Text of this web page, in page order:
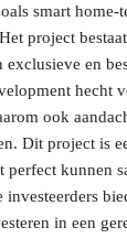
smart home-
project
exclusieve en
hecht
ook
Dit project is
kunnen
investeerders
in een